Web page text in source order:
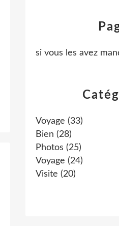
Voyage (33)
Bien (28)
Photos (25)
Voyage (24)
Visite (20)
si vous les avez